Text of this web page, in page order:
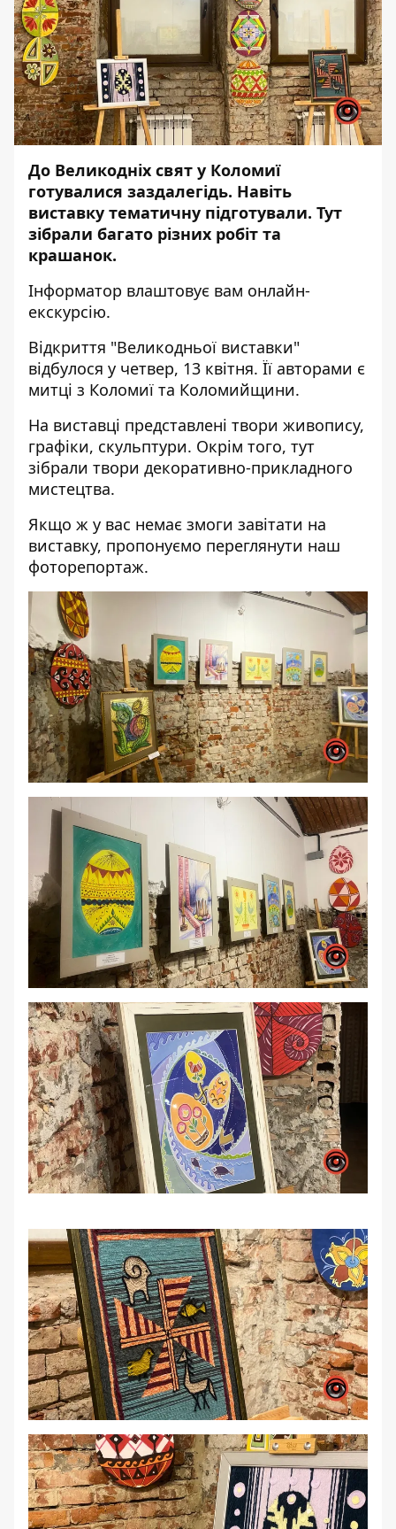
До Великодніх свят у Коломиї
готувалися заздалегідь. Навіть
виставку тематичну підготували. Тут
зібрали багато різних робіт та
крашанок.
Інформатор влаштовує вам онлайн-
екскурсію.
Відкриття "Великодньої виставки"
відбулося у четвер, 13 квітня. Її авторами є
митці з Коломиї та Коломийщини.
На виставці представлені твори живопису,
графіки, скульптури. Окрім того, тут
зібрали твори декоративно-прикладного
мистецтва.
Якщо ж у вас немає змоги завітати на
виставку, пропонуємо переглянути наш
фоторепортаж.